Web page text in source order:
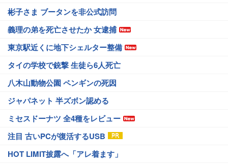
彬子さま ブータンを非公式訪問
義理の弟を死亡させたか 女逮捕
東京駅近くに地下シェルター整備
タイの学校で銃撃 生徒ら6人死亡
八木山動物公園 ペンギンの死因
ジャパネット 半ズボン認める
ミセスドーナツ 全4種をレビュー
注目 古いPCが復活するUSB
HOT LIMIT披露へ「アレ着ます」